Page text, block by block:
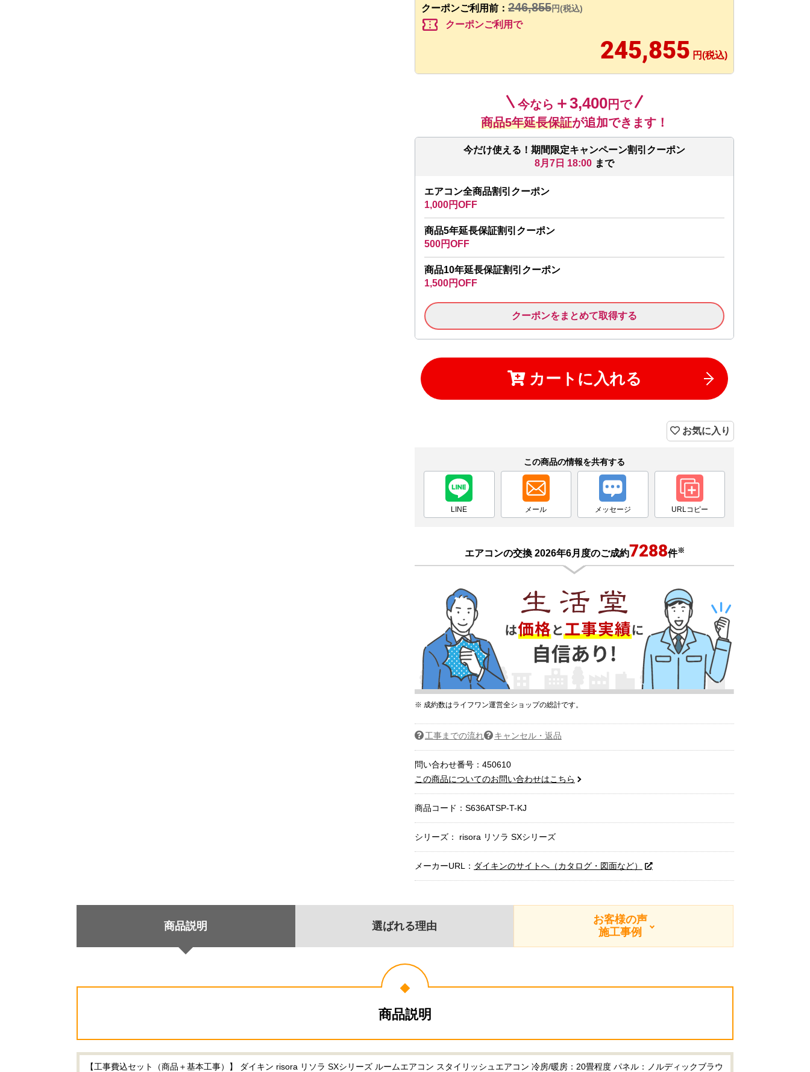
クーポンご利用前： 246,855円(税込)
confirmation_number クーポンご利用で
245,855 円(税込)
今なら ＋3,400円で
商品5年延長保証が追加できます！
今だけ使える！期間限定キャンペーン割引クーポン
8月7日 18:00 まで
エアコン全商品割引クーポン
1,000円OFF
商品5年延長保証割引クーポン
500円OFF
商品10年延長保証割引クーポン
1,500円OFF
クーポンをまとめて取得する
カートに入れる
カートへ進む
お気に入り
この商品の情報を共有する
LINE メール メッセージ URLコピー
エアコンの交換 2026年6月度のご成約7288件※
※ 成約数はライフワン運営全ショップの総計です。
工事までの流れ キャンセル・返品
問い合わせ番号：450610
この商品についてのお問い合わせはこちら
商品コード： S636ATSP-T-KJ
シリーズ： risora リソラ SXシリーズ
メーカーURL： ダイキンのサイトへ（カタログ・図面など）
商品説明 選ばれる理由
お客様の声
施工事例
商品説明
【工事費込セット（商品＋基本工事）】 ダイキン risora リソラ SXシリーズ ルームエアコン スタイリッシュエアコン 冷房/暖房：20畳程度 パネル：ノルディックブラウ